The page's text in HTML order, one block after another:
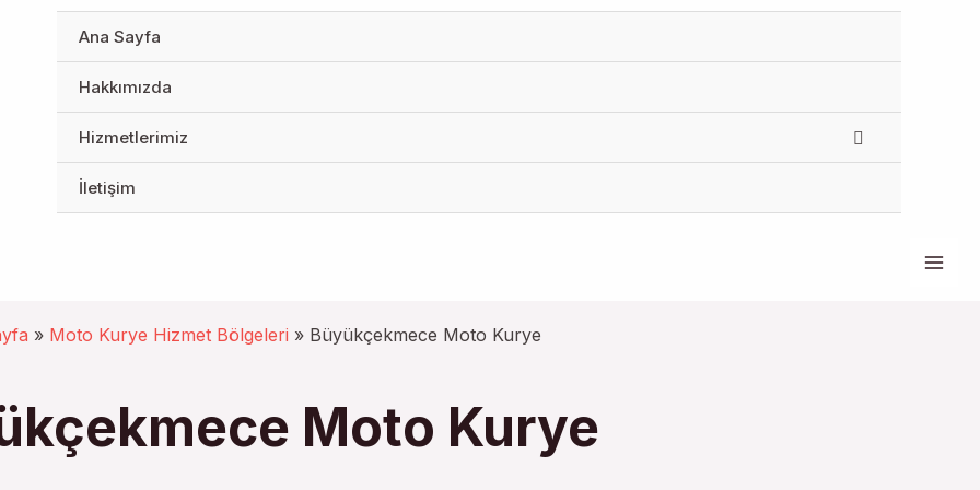
Ana Sayfa
Hakkımızda
Hizmetlerimiz
İletişim
» Moto Kurye Hizmet Bölgeleri » Büyükçekmece Moto Kurye
Moto Kurye